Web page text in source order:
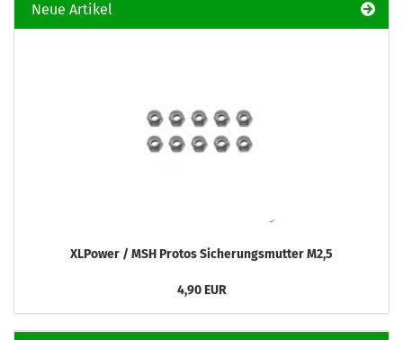
Neue Artikel
XLPower / MSH Protos Sicherungsmutter M2,5
4,90 EUR